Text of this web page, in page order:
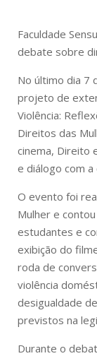
Faculdade
debate sobre
No último dia 7
projeto de
Violência:
Direitos das
cinema, Direito
e diálogo com a
O evento foi
Mulher e
estudantes e
exibição do
roda de
violência
desigualdade
previstos na
Durante o